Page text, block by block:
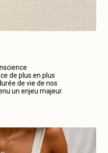
de plus en plus
de vie de nos
un enjeu majeur.